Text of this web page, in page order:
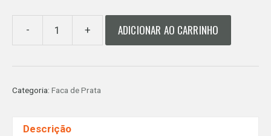
-
Pulseira
de
+ ADICIONAR AO CARRINHO
Categoria: Faca de Prata
Descrição